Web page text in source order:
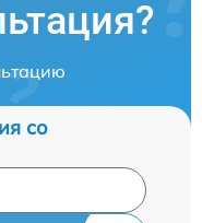
со